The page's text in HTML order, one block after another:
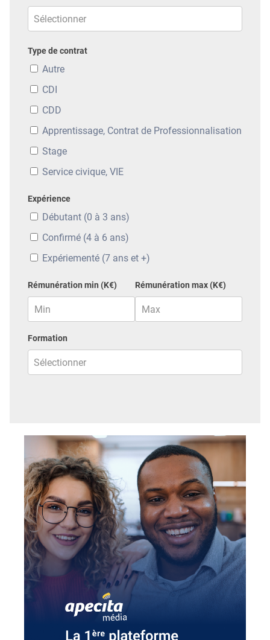
Type de contrat
Autre
CDI
CDD
Apprentissage, Contrat de Professionnalisation
Stage
Service civique, VIE
Expérience
Débutant (0 à 3 ans)
Confirmé (4 à 6 ans)
Expériementé (7 ans et +)
Rémunération min (K€) Rémunération max (K€)
Formation